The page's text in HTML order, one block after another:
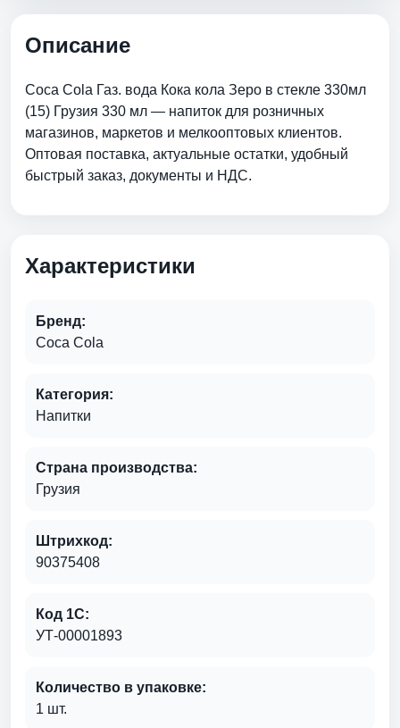
Описание
Coca Cola Газ. вода Кока кола Зеро в стекле 330мл
(15) Грузия 330 мл — напиток для розничных
магазинов, маркетов и мелкооптовых клиентов.
Оптовая поставка, актуальные остатки, удобный
быстрый заказ, документы и НДС.
Характеристики
Бренд:
Coca Cola
Категория:
Напитки
Страна производства:
Грузия
Штрихкод:
90375408
Код 1С:
УТ-00001893
Количество в упаковке:
1 шт.